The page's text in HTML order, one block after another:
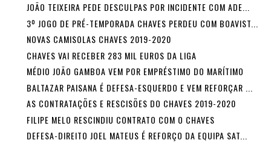
JOÃO TEIXEIRA PEDE DESCULPAS POR INCIDENTE COM ADE...
3º JOGO DE PRÉ-TEMPORADA CHAVES PERDEU COM BOAVIST...
NOVAS CAMISOLAS CHAVES 2019-2020
CHAVES VAI RECEBER 283 MIL EUROS DA LIGA
MÉDIO JOÃO GAMBOA VEM POR EMPRÉSTIMO DO MARÍTIMO
BALTAZAR PAISANA É DEFESA-ESQUERDO E VEM REFORÇAR ...
AS CONTRATAÇÕES E RESCISÕES DO CHAVES 2019-2020
FILIPE MELO RESCINDIU CONTRATO COM O CHAVES
DEFESA-DIREITO JOEL MATEUS É REFORÇO DA EQUIPA SAT...